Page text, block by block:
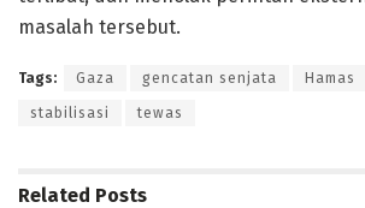
masalah tersebut.
Tags: Gaza gencatan senjata Hamas
stabilisasi tewas
Related Posts